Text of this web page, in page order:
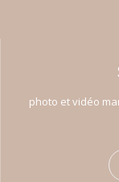
photo et vidéo